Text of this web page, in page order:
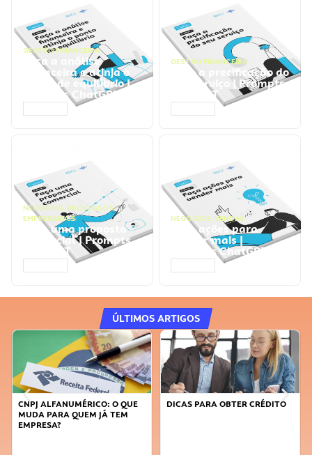
GESTÃO FINANCEIRA
Faça a análise
financeira e atinja o
ponto de equilíbrio |
Prompts ChatGPT
GESTÃO FINANCEIRA
Faça a precificação do
seu serviço | Prompts
ChatGPT
NEGÓCIOS, PROCESSOS
EMPRESARIAIS
Faça uma proposta
comercial | Prompts
ChatGPT
NEGÓCIOS, VENDAS
Faça ações para
vender mais |
Prompts ChatGPT
ÚLTIMOS ARTIGOS
DICAS PARA OBTER CRÉDITO
FAÇA A DIFERENÇA: SEJA